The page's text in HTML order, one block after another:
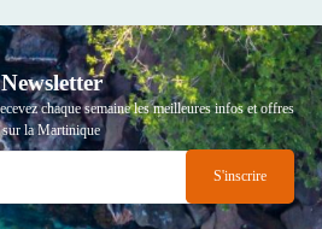
Newsletter
chaque semaine les meilleures infos et offres
sur la Martinique